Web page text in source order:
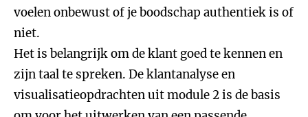
voelen onbewust of je boodschap authentiek is of
niet.
Het is belangrijk om de klant goed te kennen en
zijn taal te spreken. De klantanalyse en
visualisatieopdrachten uit module 2 is de basis